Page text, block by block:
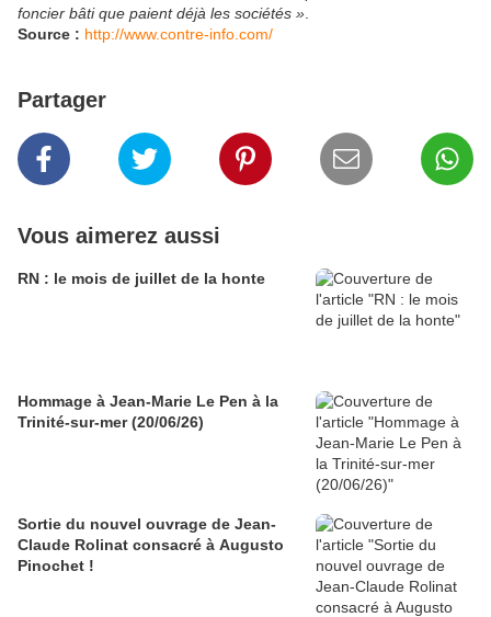
foncier bâti que paient déjà les sociétés »
Source : http://www.contre-info.com/
Partager
Vous aimerez aussi
RN : le mois de juillet de la honte
Hommage à Jean-Marie Le Pen à la
Trinité-sur-mer (20/06/26)
Sortie du nouvel ouvrage de Jean-
Claude Rolinat consacré à Augusto
Pinochet !